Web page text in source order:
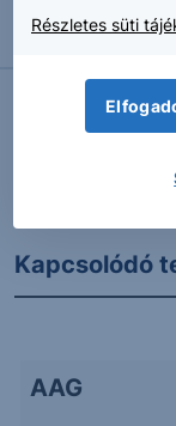
2026.04.27. 15:27
Gáncsolja
Kapcsolódó
AAG
Részletes süti